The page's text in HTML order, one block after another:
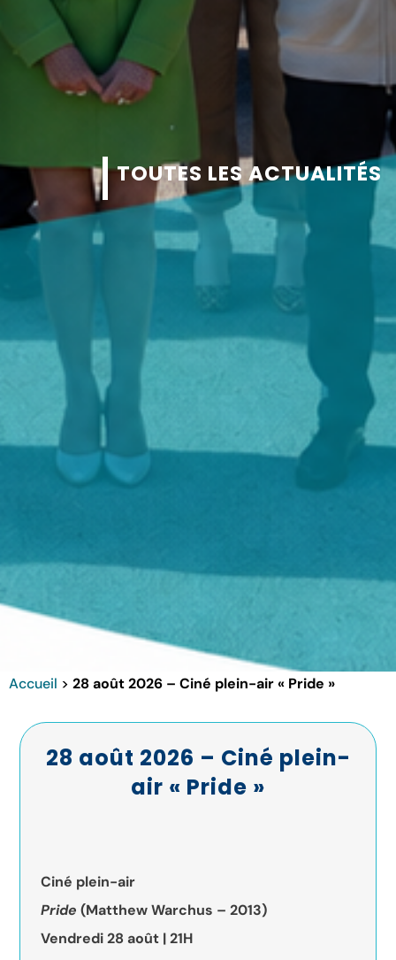
TOUTES LES ACTUALITÉS
Accueil > 28 août 2026 – Ciné plein-air « Pride »
28 août 2026 – Ciné plein-
air « Pride »
Ciné plein-air
Pride (Matthew Warchus – 2013)
Vendredi 28 août | 21H